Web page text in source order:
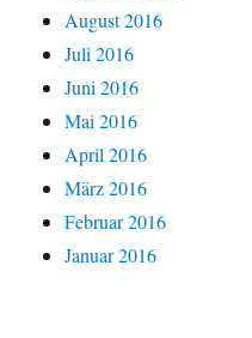
August 2016
Juli 2016
Juni 2016
Mai 2016
April 2016
März 2016
Februar 2016
Januar 2016